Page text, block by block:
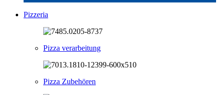
Pizzeria
Pizza verarbeitung
Pizza Zubehören